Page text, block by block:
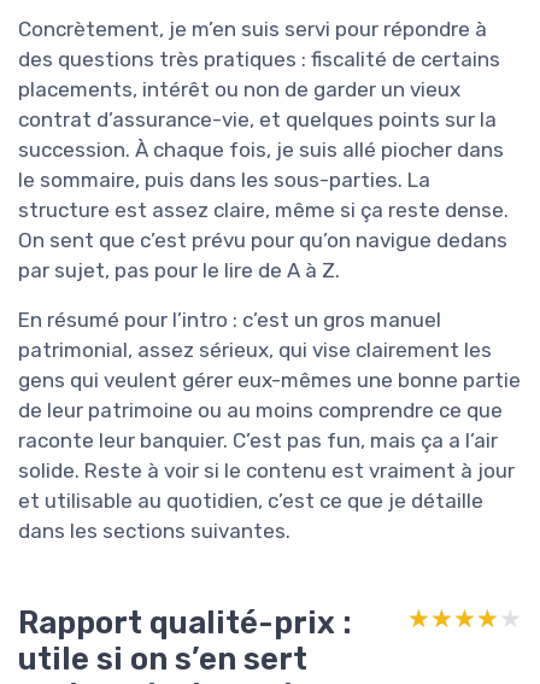
Concrètement, je m’en suis servi pour répondre à
des questions très pratiques : fiscalité de certains
placements, intérêt ou non de garder un vieux
contrat d’assurance-vie, et quelques points sur la
succession. À chaque fois, je suis allé piocher dans
le sommaire, puis dans les sous-parties. La
structure est assez claire, même si ça reste dense.
On sent que c’est prévu pour qu’on navigue dedans
par sujet, pas pour le lire de A à Z.
En résumé pour l’intro : c’est un gros manuel
patrimonial, assez sérieux, qui vise clairement les
gens qui veulent gérer eux-mêmes une bonne partie
de leur patrimoine ou au moins comprendre ce que
raconte leur banquier. C’est pas fun, mais ça a l’air
solide. Reste à voir si le contenu est vraiment à jour
et utilisable au quotidien, c’est ce que je détaille
dans les sections suivantes.
Rapport qualité-prix :
utile si on s’en sert
★★★★★
★★★★★